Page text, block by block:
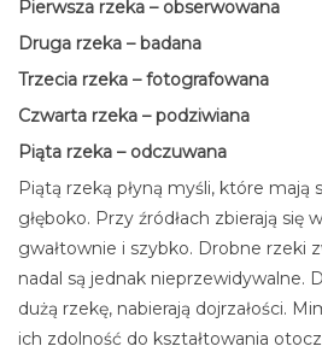
Pierwsza rzeka – obserwowana
Druga rzeka – badana
Trzecia rzeka – fotografowana
Czwarta rzeka – podziwiana
Piąta rzeka – odczuwana
Piątą rzeką płyną myśli, które mają
głęboko. Przy źródłach zbierają się
gwałtownie i szybko. Drobne rzeki
nadal są jednak nieprzewidywalne.
dużą rzekę, nabierają dojrzałości.
ich zdolność do kształtowania